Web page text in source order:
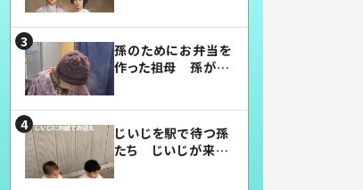
孫のためにお弁当を
作った祖母 孫が絶
じいじを駅で待つ孫
たち じいじが来た